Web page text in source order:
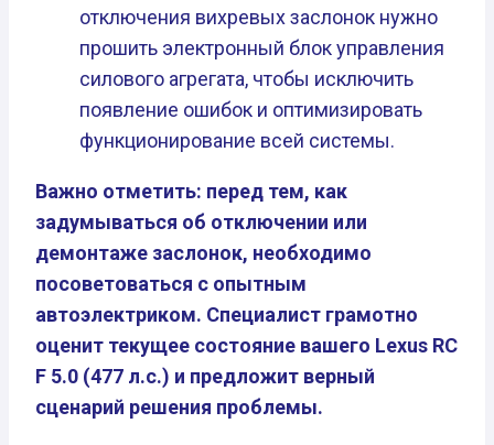
отключения вихревых заслонок нужно
прошить электронный блок управления
силового агрегата, чтобы исключить
появление ошибок и оптимизировать
функционирование всей системы.
Важно отметить: перед тем, как
задумываться об отключении или
демонтаже заслонок, необходимо
посоветоваться с опытным
автоэлектриком. Специалист грамотно
оценит текущее состояние вашего Lexus RC
F 5.0 (477 л.с.) и предложит верный
сценарий решения проблемы.